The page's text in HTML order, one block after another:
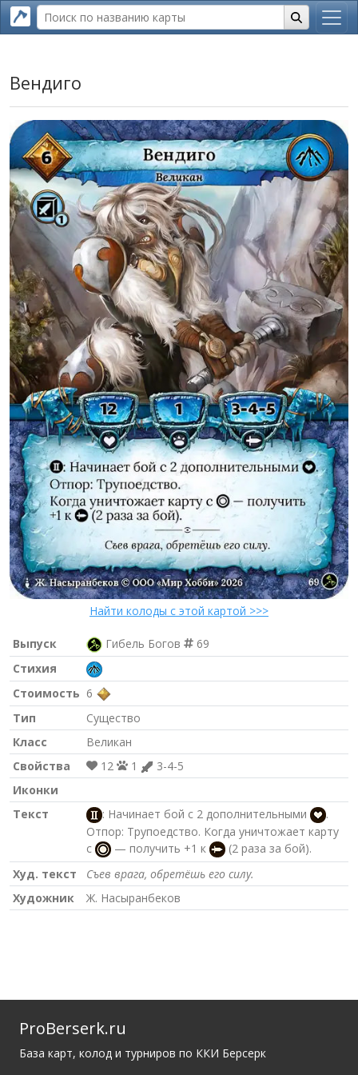
Вендиго
Найти колоды с этой картой >>>
Выпуск Гибель Богов
69
Стихия
Стоимость 6
Тип
Существо
Класс
Великан
Свойства
12 1
3-4-5
Иконки
Текст
: Начинает бой с 2 дополнительными
.
Отпор: Трупоедство. Когда уничтожает карту
с
— получить +1 к
(2 раза за бой).
Худ. текст
Съев врага, обретёшь его силу.
Художник
Ж. Насыранбеков
ProBerserk.ru
База карт, колод и турниров по ККИ Берсерк